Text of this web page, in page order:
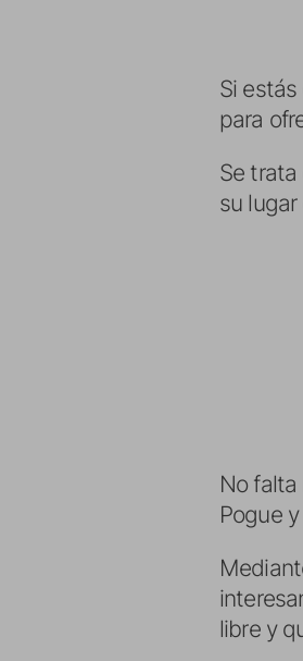
Si
para
Se
su
No falta
Pogue
libre y